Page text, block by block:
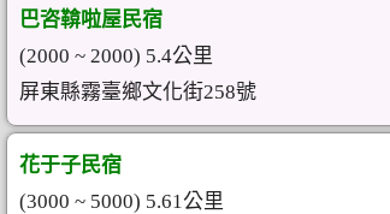
巴咨鞥啦屋民宿
(2000 ~ 2000) 5.4公里
屏東縣霧臺鄉文化街258號
花于子民宿
(3000 ~ 5000) 5.61公里